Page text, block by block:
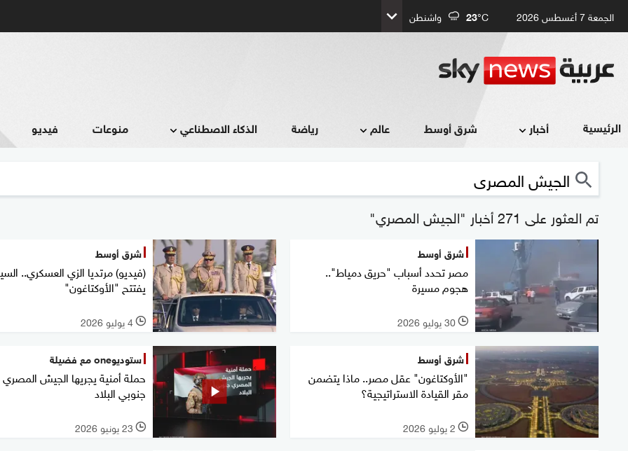
الجمعة 7 أغسطس 2026 23°C واشنطن
الرئيسية أخبار شرق أوسط عالم رياضة الذكاء الاصطناعي منوعات فيديو
تم العثور على 271 أخبار "الجيش المصري"
شرق أوسط
مصر تحدد أسباب "حريق دمياط"..
هجوم مسيرة
l 30 يوليو 2026
شرق أوسط
(فيديو) مرتديا الزي العسكري..
يفتتح "الأوكتاغون"
l 4 يوليو 2026
شرق أوسط
"الأوكتاغون" عقل مصر.. ماذا يتضمن
مقر القيادة الاستراتيجية؟
l 2 يوليو 2026
ستوديوone مع فضيلة
حملة أمنية يجريها الجيش المصري
جنوبي البلاد
l 23 يونيو 2026